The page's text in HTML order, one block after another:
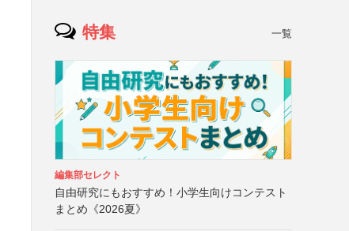
特集 一覧
編集部セレクト
自由研究にもおすすめ！小学生向けコンテスト
まとめ《2026夏》